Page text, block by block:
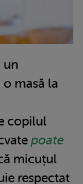
un
masă la
copilul
poate
micuțul
respectat